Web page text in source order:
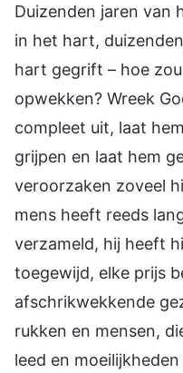
Duizenden jaren van
in het hart,
hart gegrift – hoe
opwekken? Wreek
compleet uit, laat
grijpen en laat hem
veroorzaken zoveel
mens heeft reeds
verzameld, hij heeft
toegewijd, elke prijs
afschrikwekkende
rukken en mensen,
leed en